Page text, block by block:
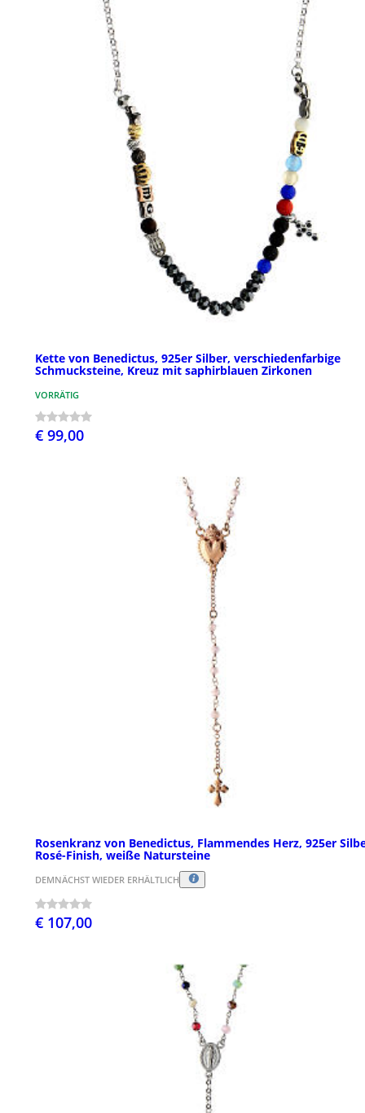
Kette von Benedictus, 925er Silber, verschiedenfarbige
Schmucksteine, Kreuz mit saphirblauen Zirkonen
VORRÄTIG
€ 99,00
Rosenkranz von Benedictus, Flammendes Herz, 925er
Rosé-Finish, weiße Natursteine
DEMNÄCHST WIEDER ERHÄLTLICH
€ 107,00